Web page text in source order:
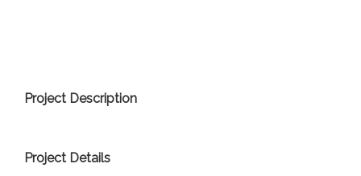
Project Description
Project Details